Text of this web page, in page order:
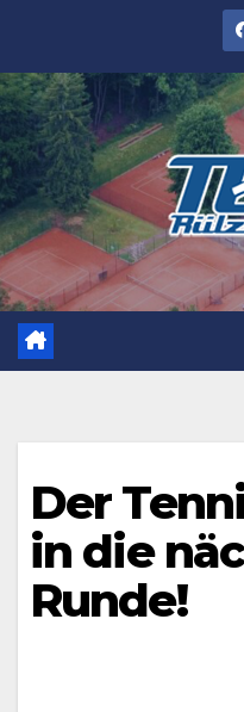
springen
Der
in die
Runde!